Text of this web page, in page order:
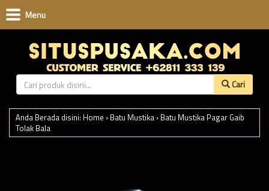
Cari
Menu
Anda Berada disini: Home › Batu Mustika › Batu Mustika Pagar Gaib
Tolak Bala